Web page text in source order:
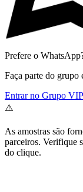
Prefere o
Faça parte do grupo
Entrar no Grupo VIP
⚠️
As amostras são
parceiros. Verifique
do clique.